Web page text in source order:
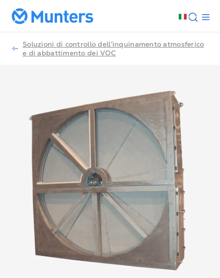
Soluzioni di controllo dell'inquinamento atmosferico
e di abbattimento dei VOC